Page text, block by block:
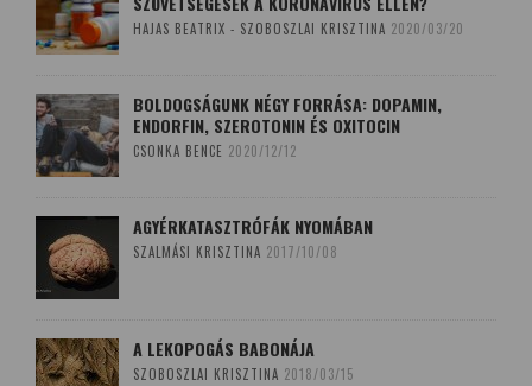
HAJAS BEATRIX - SZOBOSZLAI KRISZTINA 2020/03/20
BOLDOGSÁGUNK NÉGY FORRÁSA: DOPAMIN,
ENDORFIN, SZEROTONIN ÉS OXITOCIN
CSONKA BENCE 2020/12/12
AGYÉRKATASZTRÓFÁK NYOMÁBAN
SZALMÁSI KRISZTINA 2017/10/08
A LEKOPOGÁS BABONÁJA
SZOBOSZLAI KRISZTINA 2018/03/15